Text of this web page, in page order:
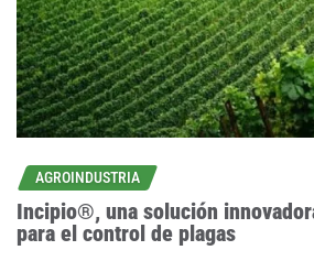
AGROINDUSTRIA
Incipio®, una solución
para el control de plagas